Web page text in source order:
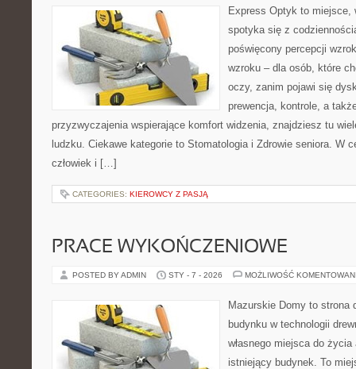
Express Optyk to miejsce,
spotyka się z
poświęcony percepcji
wzroku – dla osób, które
oczy, zanim pojawi się
prewencja, kontrole, a
przyzwyczajenia wspierające komfort widzenia, znajdziesz tu
ludzku. Ciekawe kategorie to Stomatologia i Zdrowie seniora. W
człowiek i […]
CATEGORIES: KIEROWCY Z PASJĄ
PRACE WYKOŃCZENIOWE
POSTED BY ADMIN STY - 7 - 2026 MOŻLIWOŚĆ
Mazurskie Domy to strona
budynku w technologii
własnego miejsca do
istniejący budynek. To